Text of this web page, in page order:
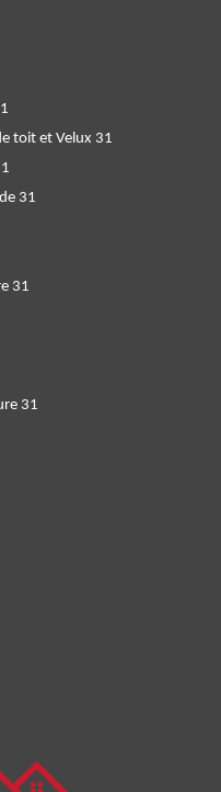
toit et Velux 31
31
31
31